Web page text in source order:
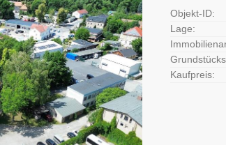
Objekt-ID:
Lage:
Kaufpreis: